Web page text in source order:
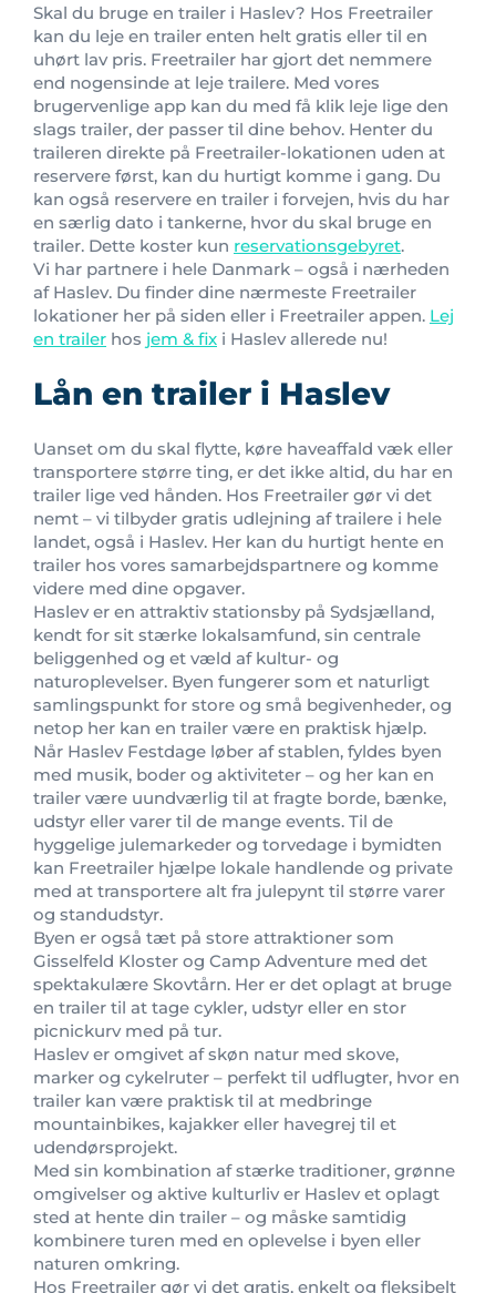
Skal du bruge en trailer i Haslev? Hos Freetrailer
kan du leje en trailer enten helt gratis eller til en
uhørt lav pris. Freetrailer har gjort det nemmere
end nogensinde at leje trailere. Med vores
brugervenlige app kan du med få klik leje lige den
slags trailer, der passer til dine behov. Henter du
traileren direkte på Freetrailer-lokationen uden at
reservere først, kan du hurtigt komme i gang. Du
kan også reservere en trailer i forvejen, hvis du har
en særlig dato i tankerne, hvor du skal bruge en
trailer. Dette koster kun reservationsgebyret.
Vi har partnere i hele Danmark – også i nærheden
af Haslev. Du finder dine nærmeste Freetrailer
lokationer her på siden eller i Freetrailer appen. Lej
en trailer hos jem & fix i Haslev allerede nu!
Lån en trailer i Haslev
Uanset om du skal flytte, køre haveaffald væk eller
transportere større ting, er det ikke altid, du har en
trailer lige ved hånden. Hos Freetrailer gør vi det
nemt – vi tilbyder gratis udlejning af trailere i hele
landet, også i Haslev. Her kan du hurtigt hente en
trailer hos vores samarbejdspartnere og komme
videre med dine opgaver.
Haslev er en attraktiv stationsby på Sydsjælland,
kendt for sit stærke lokalsamfund, sin centrale
beliggenhed og et væld af kultur- og
naturoplevelser. Byen fungerer som et naturligt
samlingspunkt for store og små begivenheder, og
netop her kan en trailer være en praktisk hjælp.
Når Haslev Festdage løber af stablen, fyldes byen
med musik, boder og aktiviteter – og her kan en
trailer være uundværlig til at fragte borde, bænke,
udstyr eller varer til de mange events. Til de
hyggelige julemarkeder og torvedage i bymidten
kan Freetrailer hjælpe lokale handlende og private
med at transportere alt fra julepynt til større varer
og standudstyr.
Byen er også tæt på store attraktioner som
Gisselfeld Kloster og Camp Adventure med det
spektakulære Skovtårn. Her er det oplagt at bruge
en trailer til at tage cykler, udstyr eller en stor
picnickurv med på tur.
Haslev er omgivet af skøn natur med skove,
marker og cykelruter – perfekt til udflugter, hvor en
trailer kan være praktisk til at medbringe
mountainbikes, kajakker eller havegrej til et
udendørsprojekt.
Med sin kombination af stærke traditioner, grønne
omgivelser og aktive kulturliv er Haslev et oplagt
sted at hente din trailer – og måske samtidig
kombinere turen med en oplevelse i byen eller
naturen omkring.
Hos Freetrailer gør vi det gratis, enkelt og fleksibelt